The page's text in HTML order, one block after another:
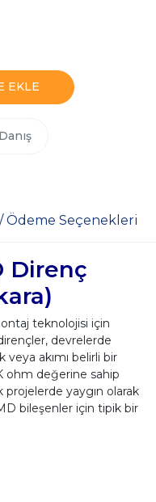
EKLE
Ödeme Seçenekleri
Direnç
teknolojisi için
devrelerde
veya akımı belirli bir
ohm değerine sahip
yaygın olarak
bileşenler için tipik bir